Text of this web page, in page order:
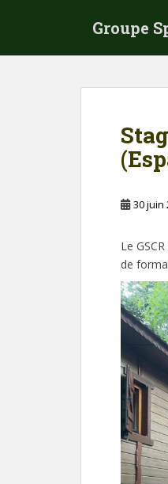
Groupe
30 juin
Le
de